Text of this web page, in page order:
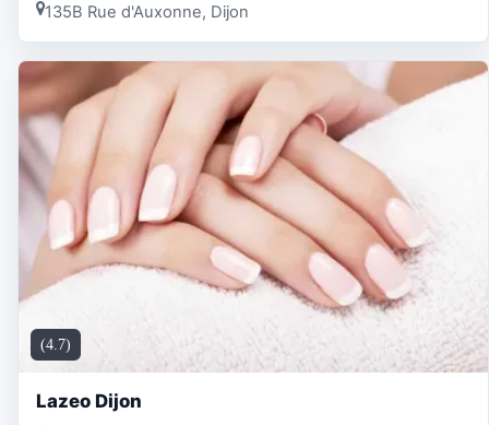
135B Rue d'Auxonne, Dijon
(4.7)
Lazeo Dijon